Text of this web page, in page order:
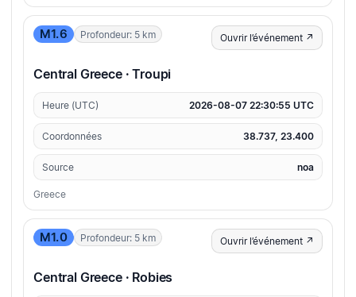
M1.6 Profondeur: 5 km Ouvrir l’événement ↗
Central Greece · Troupi
Heure (UTC) 2026-08-07 22:30:55 UTC
Coordonnées 38.737, 23.400
Source noa
Greece
M1.0 Profondeur: 5 km Ouvrir l’événement ↗
Central Greece · Robies